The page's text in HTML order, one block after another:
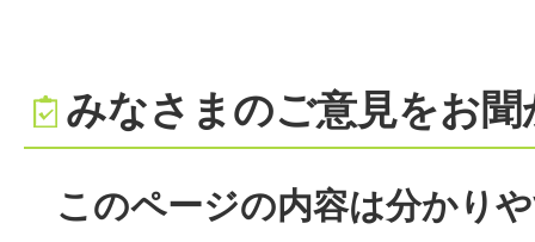
みなさまのご意見をお
このページの内容は分かり